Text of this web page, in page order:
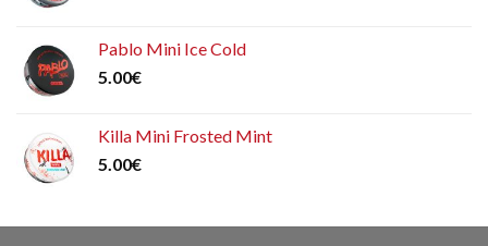
Pablo Mini Ice Cold
5.00€
Killa Mini Frosted Mint
5.00€